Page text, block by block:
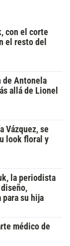
con el corte
el resto del
de Antonela
allá de Lionel
Vázquez, se
look floral y
la periodista
para su hija
médico de